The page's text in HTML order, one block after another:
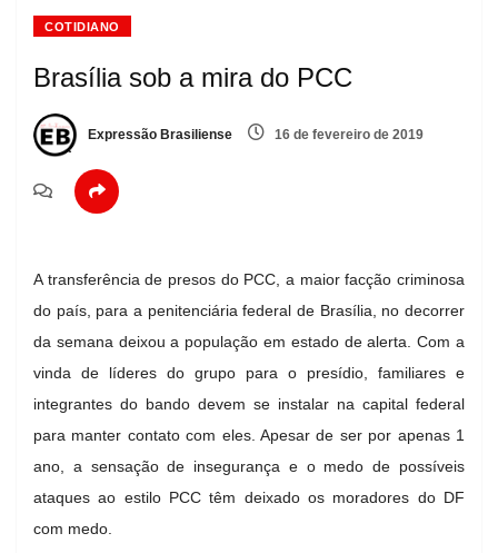
COTIDIANO
Brasília sob a mira do PCC
Expressão Brasiliense 16 de fevereiro de 2019
A transferência de presos do PCC, a maior facção criminosa
do país, para a penitenciária federal de Brasília, no decorrer
da semana deixou a população em estado de alerta. Com a
vinda de líderes do grupo para o presídio, familiares e
integrantes do bando devem se instalar na capital federal
para manter contato com eles. Apesar de ser por apenas 1
ano, a sensação de insegurança e o medo de possíveis
ataques ao estilo PCC têm deixado os moradores do DF
com medo.